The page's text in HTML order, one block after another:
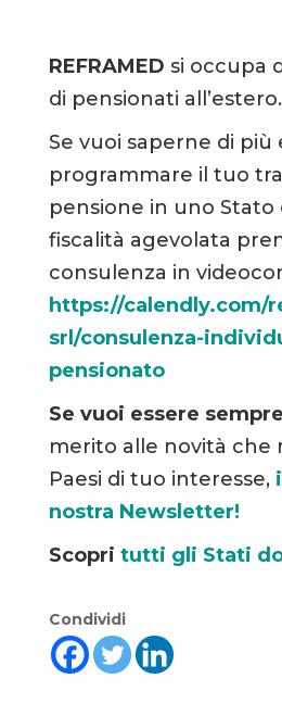
REFRAMED si occupa
di pensionati all’estero.
Se vuoi saperne di più
programmare il tuo
pensione in uno Stato
fiscalità agevolata
consulenza in
https://calendly.com/
srl/consulenza-
pensionato
Se vuoi essere
merito alle novità che
Paesi di tuo interesse,
nostra Newsletter!
Scopri tutti gli Stati
Condividi